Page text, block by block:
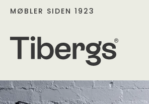
MØBLER SIDEN 1923